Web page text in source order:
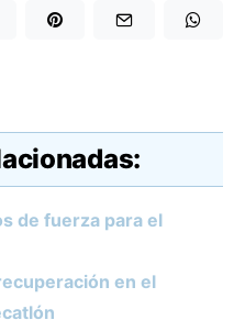
de fuerza para el
en el